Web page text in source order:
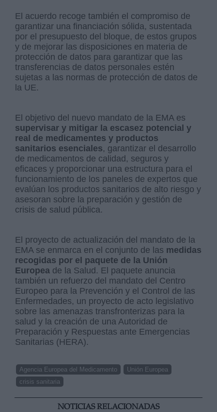
El acuerdo recoge también el compromiso de
garantizar una financiación sólida, sustentada
por el presupuesto del bloque, de estos grupos
y de mejorar las disposiciones en materia de
protección de datos para garantizar que las
transferencias de datos personales estén
sujetas a las normas de protección de datos de
la UE.
El objetivo del nuevo mandato de la EMA es
supervisar y mitigar la escasez potencial y
real de medicamentes y productos
sanitarios esenciales, garantizar el desarrollo
de medicamentos de calidad, seguros y
eficaces y proporcionar una estructura para el
funcionamiento de los paneles de expertos que
evalúan los productos sanitarios de alto riesgo y
asesoran sobre la preparación y gestión de
crisis de salud pública.
El proyecto de actualización del mandato de la
EMA se enmarca en el conjunto de las medidas
recogidas por el paquete de la Unión
Europea de la Salud. El paquete anuncia
también un refuerzo del mandato del Centro
Europeo para la Prevención y el Control de las
Enfermedades, un proyecto de acto legislativo
sobre las amenazas transfronterizas para la
salud y la creación de una Autoridad de
Preparación y Respuestas ante Emergencias
Sanitarias (HERA).
Agencia Europea del Medicamento
Unión Europea
crisis sanitaria
NOTICIAS RELACIONADAS